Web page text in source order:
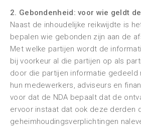
2. Gebondenheid: voor wie geldt de
Naast de inhoudelijke reikwijdte is
bepalen wie gebonden zijn aan de
Met welke partijen wordt de
bij voorkeur al die partijen op als
door die partijen informatie gedeeld
hun medewerkers, adviseurs en
voor dat de NDA bepaalt dat de
ervoor instaat dat ook deze derden
geheimhoudingsverplichtingen